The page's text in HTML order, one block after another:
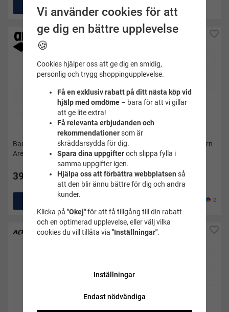
Köp
Baddräkt starfish rosa barn-
Arena
399 kr
Baddräkt starfish navy barn-
Arena
399 kr
Pris i andra butiker 429 kr
2
Vi använder cookies för att
ge dig en bättre upplevelse
🍪
Cookies hjälper oss att ge dig en smidig,
personlig och trygg shoppingupplevelse.
Få en exklusiv rabatt på ditt nästa köp vid
hjälp med omdöme– bara för att vi gillar
att ge lite extra!
Få relevanta erbjudanden och
rekommendationersom är
skräddarsydda för dig.
Spara dina uppgifteroch slippa fylla i
samma uppgifter igen.
Hjälpa oss att förbättra webbplatsen så
att den blir ännu bättre för dig och andra
kunder.
Klicka på "Okej"för att få tillgång till din rabatt
och en optimerad upplevelse, eller välj vilka
cookies du vill tillåta via "Inställningar".
Inställningar
Endast nödvändiga